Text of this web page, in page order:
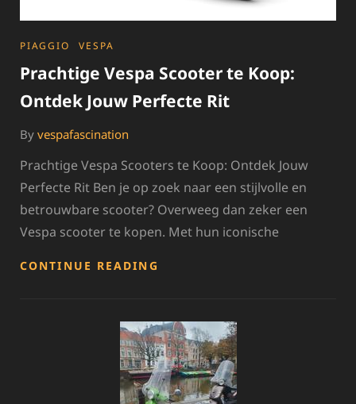
CATEGORIES
PIAGGIO VESPA
Prachtige Vespa Scooter te Koop:
Ontdek Jouw Perfecte Rit
By vespafascination
Prachtige Vespa Scooters te Koop: Ontdek Jouw
Perfecte Rit Ben je op zoek naar een stijlvolle en
betrouwbare scooter? Overweeg dan zeker een
Vespa scooter te kopen. Met hun iconische
CONTINUE READING
KOOP:
ONTDEK
JOUW
PERFECTE
RIT